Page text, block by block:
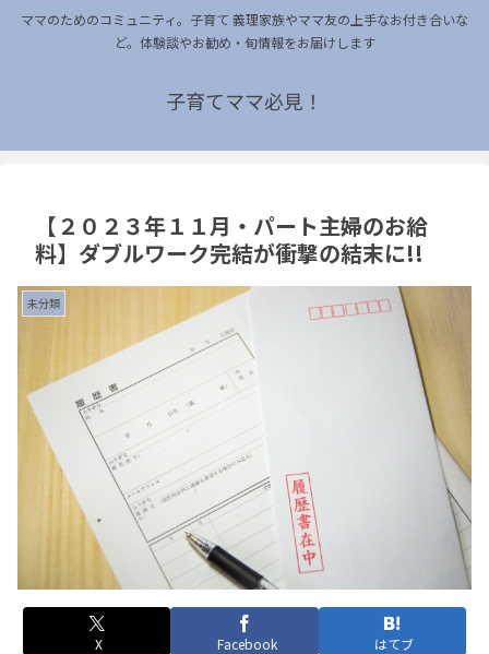
ママのためのコミュニティ。子育て 義理家族やママ友の上手なお付き合いな
ど。体験談やお勧め・旬情報をお届けします
子育てママ必見！
【２０２３年１１月・パート主婦のお給
料】ダブルワーク完結が衝撃の結末に!!
未分類
X Facebook はてブ